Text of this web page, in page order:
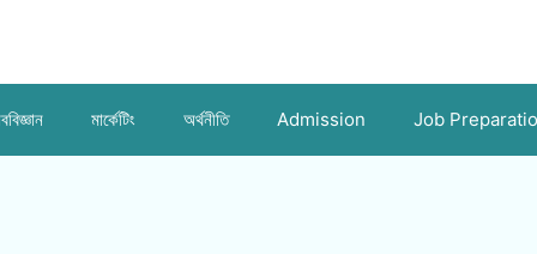
মার্কেটিং অর্থনীতি Admission Job